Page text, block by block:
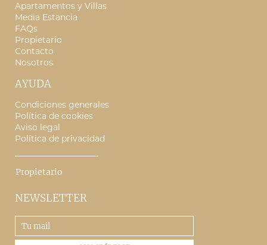
Apartamentos y Villas
Media Estancia
FAQs
Propietario
Contacto
Nosotros
AYUDA
Condiciones generales
Política de cookies
Aviso legal
Política de privacidad
Propietario
NEWSLETTER